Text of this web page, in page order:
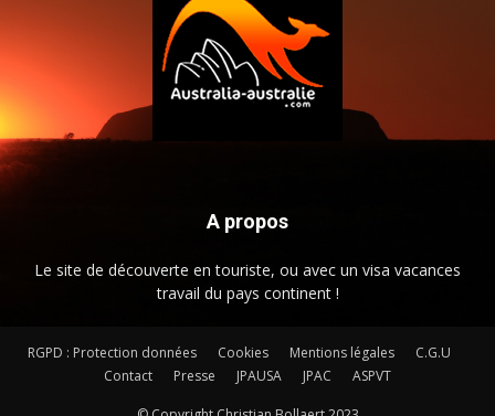
A propos
Le site de découverte en touriste, ou avec un visa vacances
travail du pays continent !
RGPD : Protection données Cookies Mentions légales
C.G.U
Contact
Presse JPAUSA JPAC ASPVT